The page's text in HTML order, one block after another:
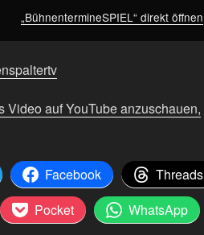
„BühnentermineSPIEL“ direkt öffnen
Video auf YouTube anzuschauen,
Facebook
Threads
Pocket
WhatsApp